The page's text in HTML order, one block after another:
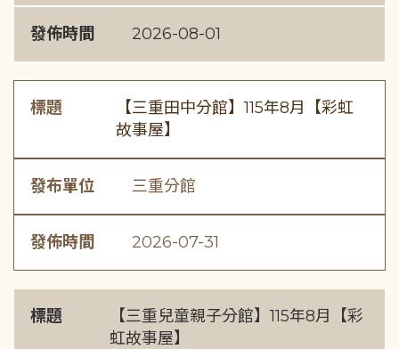
發佈時間 2026-08-01
標題
【三重田中分館】115年8月【彩虹
故事屋】
發布單位 三重分館
發佈時間 2026-07-31
標題
【三重兒童親子分館】115年8月【彩
虹故事屋】